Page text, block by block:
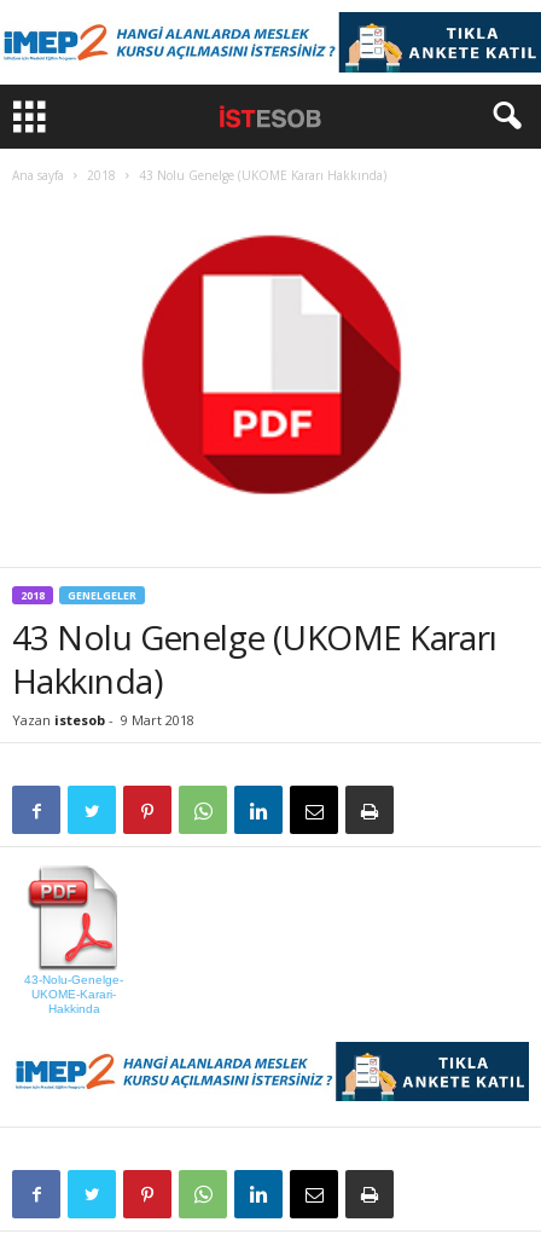
Ana sayfa 2018 43 Nolu Genelge (UKOME Kararı Hakkında)
2018 GENELGELER
43 Nolu Genelge (UKOME Kararı
Hakkında)
Yazan istesob - 9 Mart 2018
43-Nolu-Genelge-
UKOME-Karari-
Hakkinda